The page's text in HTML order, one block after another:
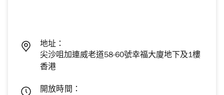
地址：
尖沙咀加連威老道58-60號幸福大廈地下及1樓
香港
開放時間：